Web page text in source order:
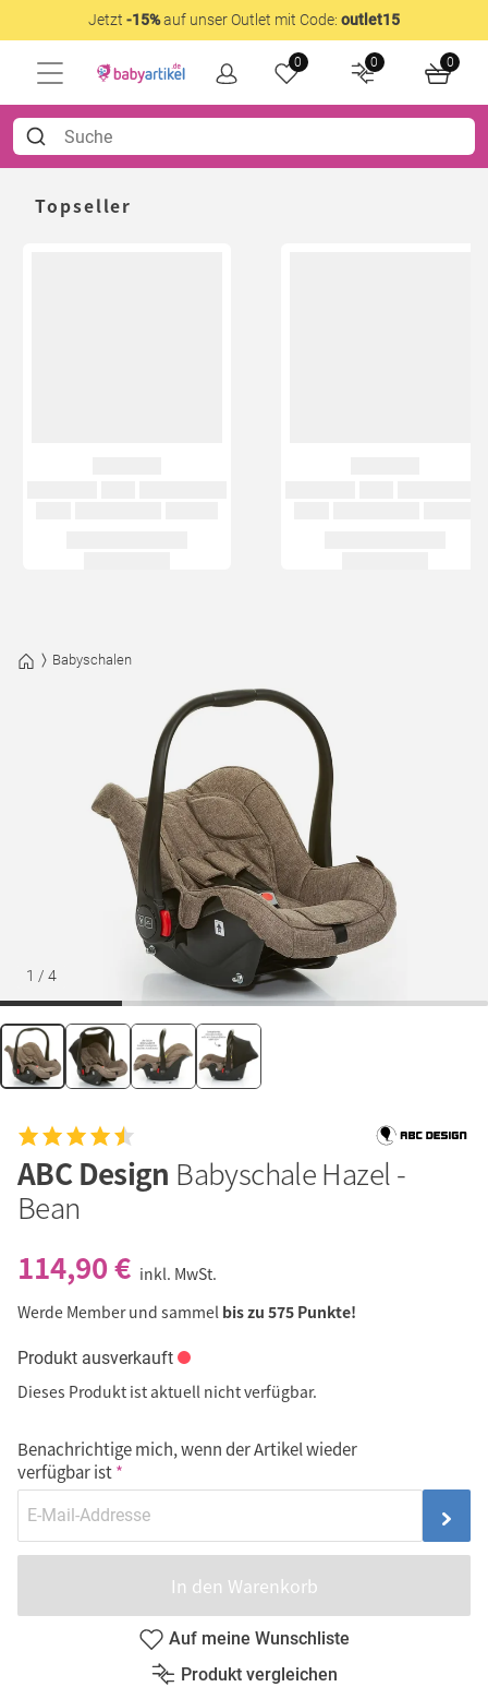
Jetzt -15%auf unser Outlet mit Code: outlet15
0 0 0
Topseller
Babyschalen
1 / 4
ABC Design Babyschale Hazel -
Bean
114,90 € inkl. MwSt.
Werde Member und sammel bis zu 575 Punkte!
Produkt ausverkauft
Dieses Produkt ist aktuell nicht verfügbar.
Benachrichtige mich, wenn der Artikel wieder
verfügbar ist
In den Warenkorb
Auf meine Wunschliste
Produkt vergleichen